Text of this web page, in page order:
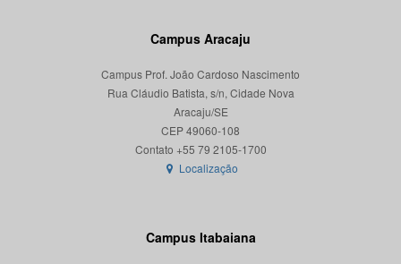
Campus Aracaju
Campus Prof. João Cardoso Nascimento
Rua Cláudio Batista, s/n, Cidade Nova
Aracaju/SE
CEP 49060-108
Localização
Campus Itabaiana